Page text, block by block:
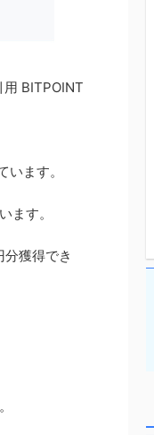
用 BITPOINT
ます。
ます。
獲得でき